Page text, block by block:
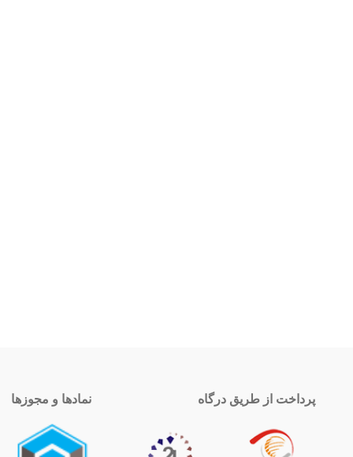
پرداخت از طریق درگاه نمادها و مجوزها